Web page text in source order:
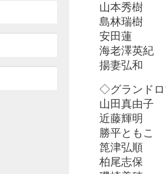
山本秀樹
島林瑞樹
安田蓮
海老澤英紀
揚妻弘和
◇グランドロ
山田真由子
近藤輝明
勝平ともこ
箆津弘順
柏尾志保